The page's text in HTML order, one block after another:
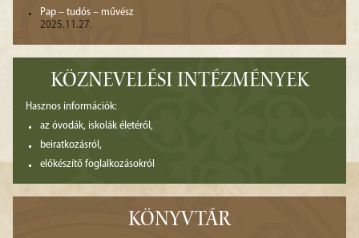
Pap – tudós – művész
2025.11.27.
KÖZNEVELÉSI INTÉZMÉNYEK
Hasznos információk:
az óvodák, iskolák életéről,
beiratkozásról,
előkészítő foglalkozásokról
KÖNYVTÁR